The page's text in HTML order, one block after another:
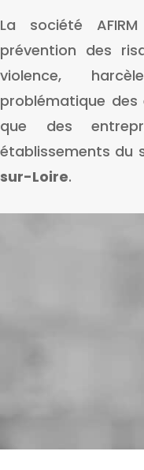
La société
prévention des
violence,
problématique des
que des
établissements du
sur-Loire.